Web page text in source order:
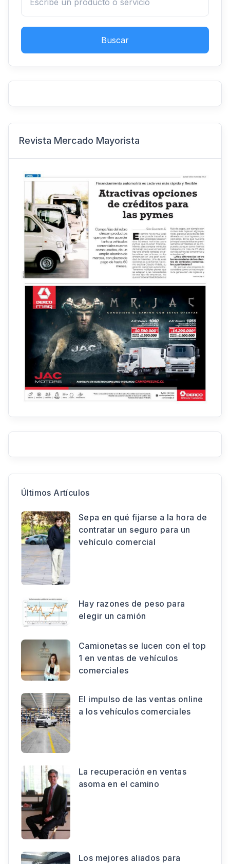
Buscar
Revista Mercado Mayorista
Últimos Artículos
Sepa en qué fijarse a la hora de
contratar un seguro para un
vehículo comercial
Hay razones de peso para
elegir un camión
Camionetas se lucen con el top
1 en ventas de vehículos
comerciales
El impulso de las ventas online
a los vehículos comerciales
La recuperación en ventas
asoma en el camino
Los mejores aliados para